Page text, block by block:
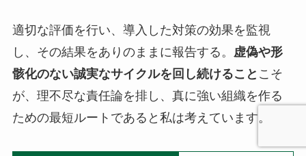
適切な評価を行い、導入した対策の効果を監視
し、その結果をありのままに報告する。
虚偽や形
骸化のない誠実なサイクルを回し続けること こそ
が、理不尽な責任論を排し、真に強い組織を作る
ための最短ルートであると私は考えています。